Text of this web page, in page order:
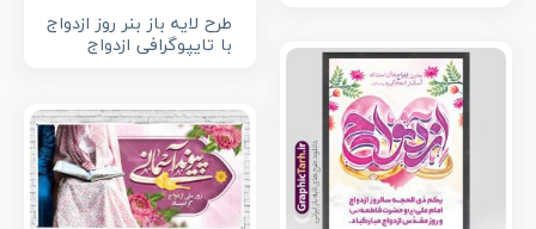
طرح لایه باز بنر روز ازدواج
با تایپوگرافی ازدواج